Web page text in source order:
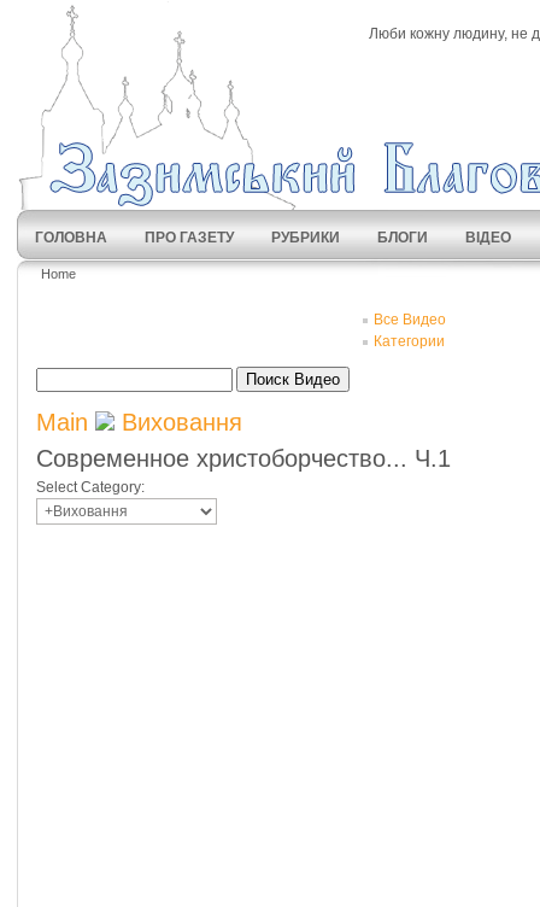
Люби кожну людину, не
ГОЛОВНА ПРО ГАЗЕТУ РУБРИКИ БЛОГИ ВІДЕО
Home
Все Видео
Категории
Поиск Видео
Main
Виховання
Современное христоборчество... Ч.1
Select Category: